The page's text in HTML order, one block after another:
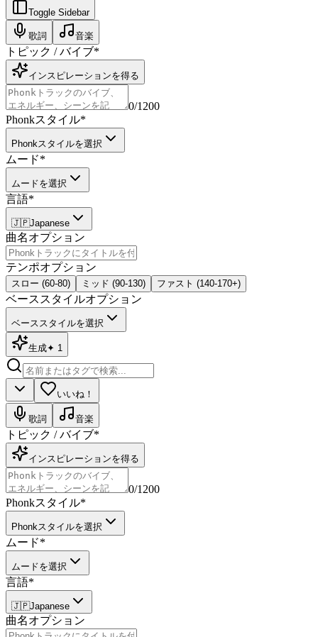
Toggle Sidebar
歌詞 音楽
トピック / バイブ*
インスピレーションを得る
0/1200
Phonkスタイル*
Phonkスタイルを選択
ムード*
ムードを選択
言語*
🇯🇵Japanese
曲名オプション
テンポオプション
スロー (60-80) ミッド (90-130) ファスト (140-170+)
ベーススタイルオプション
ベーススタイルを選択
生成✦ 1
いいね！
歌詞 音楽
トピック / バイブ*
インスピレーションを得る
0/1200
Phonkスタイル*
Phonkスタイルを選択
ムード*
ムードを選択
言語*
🇯🇵Japanese
曲名オプション